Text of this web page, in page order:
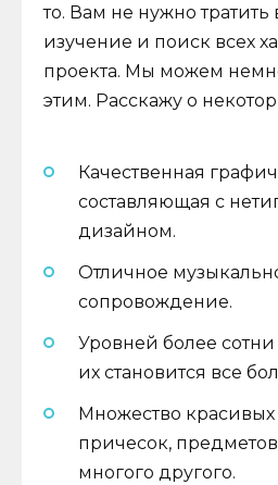
то. Вам не нужно тратить
изучение и поиск всех
проекта. Мы можем
этим. Расскажу о
Качественная
составляющая с
дизайном.
Отличное
сопровождение.
Уровней более
​​их становится все
Множество
причесок,
многого другого.